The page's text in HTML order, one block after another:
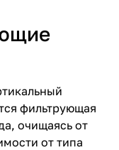
фильтрующая
очищаясь от
от типа